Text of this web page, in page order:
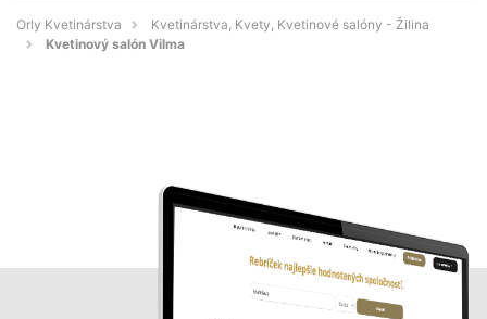
Orly Kvetinárstva
Kvetinárstva, Kvety, Kvetinové salóny - Žilina
Kvetinový salón Vilma